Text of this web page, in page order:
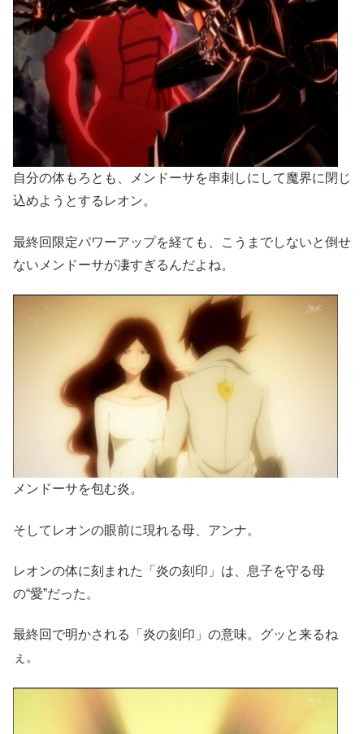
自分の体もろとも、メンドーサを串刺しにして魔界に閉じ
込めようとするレオン。
最終回限定パワーアップを経ても、こうまでしないと倒せ
ないメンドーサが凄すぎるんだよね。
メンドーサを包む炎。
そしてレオンの眼前に現れる母、アンナ。
レオンの体に刻まれた「炎の刻印」は、息子を守る母
の“愛”だった。
最終回で明かされる「炎の刻印」の意味。グッと来るね
ぇ。